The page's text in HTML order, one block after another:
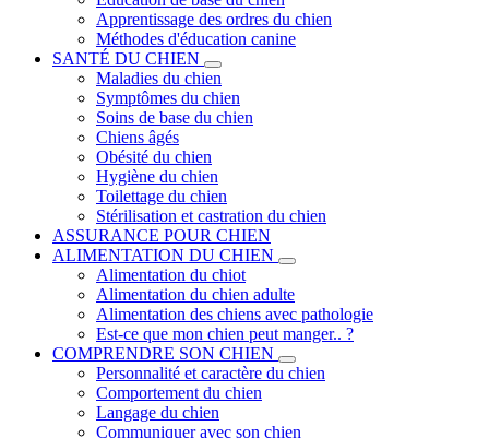
Apprentissage des ordres du chien
Méthodes d'éducation canine
SANTÉ DU CHIEN
Maladies du chien
Symptômes du chien
Soins de base du chien
Chiens âgés
Obésité du chien
Hygiène du chien
Toilettage du chien
Stérilisation et castration du chien
ASSURANCE POUR CHIEN
ALIMENTATION DU CHIEN
Alimentation du chiot
Alimentation du chien adulte
Alimentation des chiens avec pathologie
Est-ce que mon chien peut manger.. ?
COMPRENDRE SON CHIEN
Personnalité et caractère du chien
Comportement du chien
Langage du chien
Communiquer avec son chien